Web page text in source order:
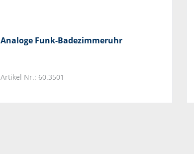
Analoge Funk-Badezimmeruhr
Artikel Nr.: 60.3501